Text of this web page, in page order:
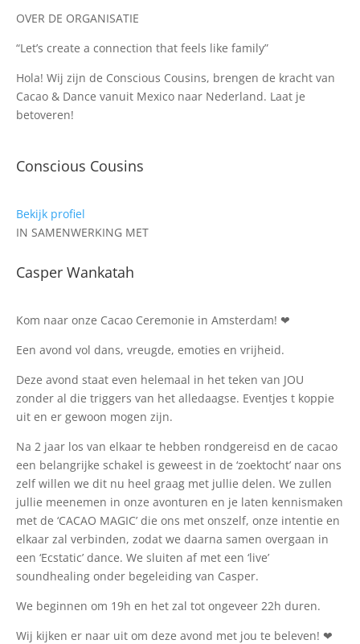
OVER DE ORGANISATIE
“Let’s create a connection that feels like family”
Hola! Wij zijn de Conscious Cousins, brengen de kracht van
Cacao & Dance vanuit Mexico naar Nederland. Laat je
betoveren!
Conscious Cousins
Bekijk profiel
IN SAMENWERKING MET
Casper Wankatah
Kom naar onze Cacao Ceremonie in Amsterdam! ❤
Een avond vol dans, vreugde, emoties en vrijheid.
Deze avond staat even helemaal in het teken van JOU
zonder al die triggers van het alledaagse. Eventjes t koppie
uit en er gewoon mogen zijn.
Na 2 jaar los van elkaar te hebben rondgereisd en de cacao
een belangrijke schakel is geweest in de ‘zoektocht’ naar ons
zelf willen we dit nu heel graag met jullie delen. We zullen
jullie meenemen in onze avonturen en je laten kennismaken
met de ‘CACAO MAGIC’ die ons met onszelf, onze intentie en
elkaar zal verbinden, zodat we daarna samen overgaan in
een ‘Ecstatic’ dance. We sluiten af met een ‘live’
soundhealing onder begeleiding van Casper.
We beginnen om 19h en het zal tot ongeveer 22h duren.
Wij kijken er naar uit om deze avond met jou te beleven! ❤